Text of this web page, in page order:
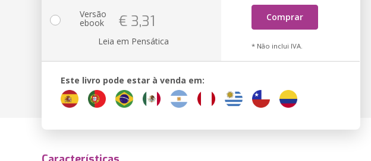
Comprar
* Não inclui IVA.
Versão
ebook € 3,31
Leia em Pensática
Este livro pode estar à venda em: